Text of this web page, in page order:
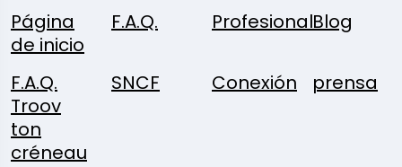
Página
de inicio
F.A.Q. ProfesionalBlog
F.A.Q.
Troov
ton
créneau
SNCF Conexión prensa